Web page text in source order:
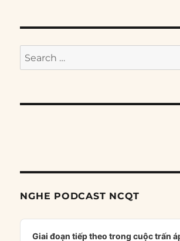
Search
for:
NGHE PODCAST NCQT
Audio
Player
Giai đoạn tiếp theo trong cuộc trấn